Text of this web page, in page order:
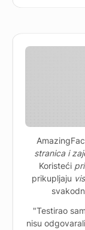
stranica i
Koristeći
prikupljaju
"Testirao
nisu